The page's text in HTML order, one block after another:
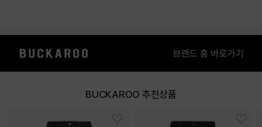
BUCKAROO 추천상품